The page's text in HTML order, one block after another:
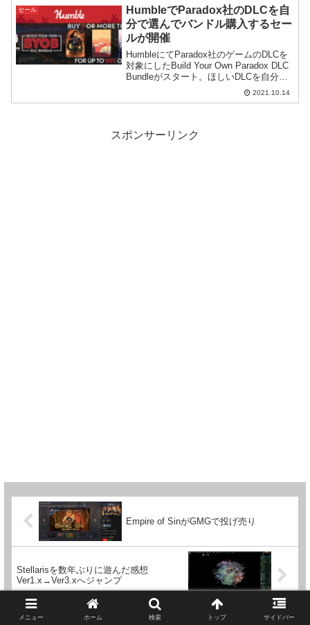
セール
HumbleでParadox社のDLCを自
分で選んでバンドル購入するセー
ルが開催
HumbleにてParadox社のゲームのDLCを
対象にしたBuild Your Own Paradox DLC
Bundleがスタート。ほしいDLCを自分で
選んでバンドルを作る仕組みです。購入
する本数に応じて割引率がUPします。
2021.10.14
スポンサーリンク
Empire of SinがGMGで投げ売り
Stellarisを数年ぶりに遊んだ感想
Ver1.x→Ver3.xへジャンプ
メニュー ホーム 検索 トップ サイドバー